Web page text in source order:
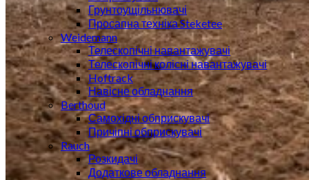
Грунтоущільнювачі
Просапна техніка Steketee
Weidemann
Телескопічні навантажувачі
Телескопічні колісні навантажувачі
Hoftrack
Навісне обладнання
Berthoud
Самохідні обприскувачі
Причіпні обприскувачі
Rauch
Розкидачі
Додаткове обладнання